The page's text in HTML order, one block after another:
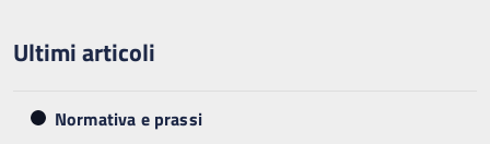
Ultimi articoli
Normativa e prassi